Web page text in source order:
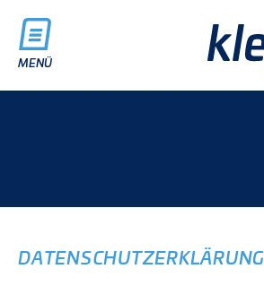
MENÜ
DATENSCHUTZ­ERKLÄRUNG